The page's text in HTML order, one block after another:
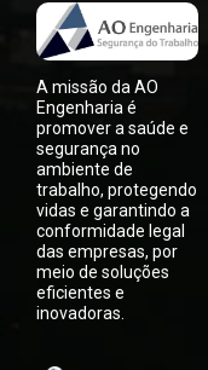
A missão da AO
Engenharia é
promover a saúde e
segurança no
ambiente de
trabalho, protegendo
vidas e garantindo a
conformidade legal
das empresas, por
meio de soluções
eficientes e
inovadoras.